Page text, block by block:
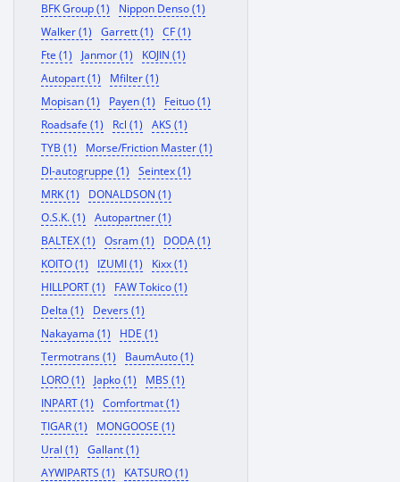
BFK Group (1)
Nippon Denso (1)
Walker (1)
Garrett (1)
CF (1)
Fte (1)
Janmor (1)
KOJIN (1)
Autopart (1)
Mfilter (1)
Mopisan (1)
Payen (1)
Feituo (1)
Roadsafe (1)
Rcl (1)
AKS (1)
TYB (1)
Morse/Friction Master (1)
Dl-autogruppe (1)
Seintex (1)
MRK (1)
DONALDSON (1)
O.S.K. (1)
Autopartner (1)
BALTEX (1)
Osram (1)
DODA (1)
KOITO (1)
IZUMI (1)
Kixx (1)
HILLPORT (1)
FAW Tokico (1)
Delta (1)
Devers (1)
Nakayama (1)
HDE (1)
Termotrans (1)
BaumAuto (1)
LORO (1)
Japko (1)
MBS (1)
INPART (1)
Comfortmat (1)
TIGAR (1)
MONGOOSE (1)
Ural (1)
Gallant (1)
AYWIPARTS (1)
KATSURO (1)